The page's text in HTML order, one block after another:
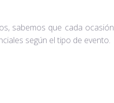
sabemos que cada ocasión
según el tipo de evento.